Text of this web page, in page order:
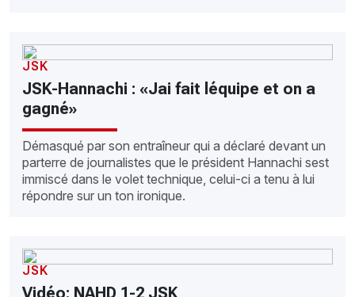
JSK
JSK-Hannachi : «Jai fait léquipe et on a
gagné»
Démasqué par son entraîneur qui a déclaré devant un
parterre de journalistes que le président Hannachi sest
immiscé dans le volet technique, celui-ci a tenu à lui
répondre sur un ton ironique.
JSK
Vidéo: NAHD 1-2 JSK